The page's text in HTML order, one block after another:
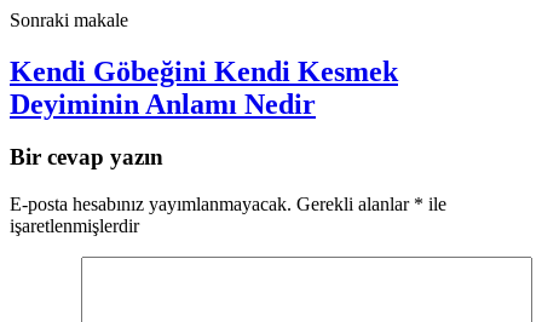
Sonraki makale
Kendi Göbeğini Kendi Kesmek
Deyiminin Anlamı Nedir
Bir cevap yazın
E-posta hesabınız yayımlanmayacak. Gerekli alanlar * ile
işaretlenmişlerdir